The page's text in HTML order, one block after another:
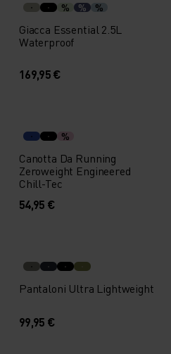
% % %
Giacca Essential 2.5L
Waterproof
169,95 €
%
Canotta Da Running
Zeroweight Engineered
Chill-Tec
54,95 €
Pantaloni Ultra Lightweight
99,95 €